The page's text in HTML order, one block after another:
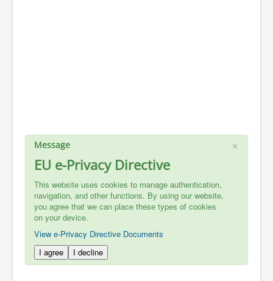
×
Message
EU e-Privacy Directive
This website uses cookies to manage authentication,
navigation, and other functions. By using our website,
you agree that we can place these types of cookies
on your device.
View e-Privacy Directive Documents
I agree
I decline